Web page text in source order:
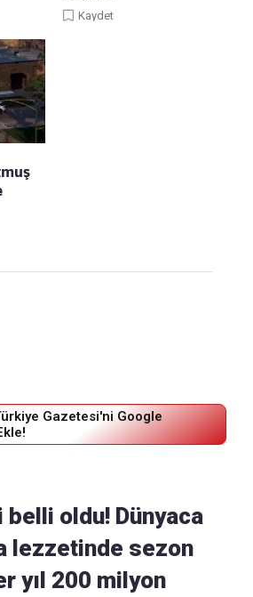
Kaydet
Gazetesi'ni Google
oldu! Dünyaca
lezzetinde sezon
yıl 200 milyon